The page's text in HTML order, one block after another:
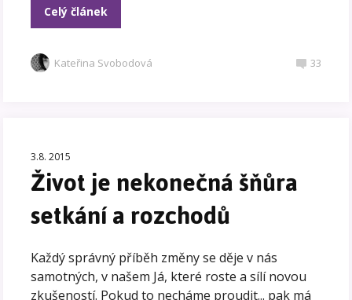
Celý článek
Kateřina Svobodová 33
3.8. 2015
Život je nekonečná šňůra
setkání a rozchodů
Každý správný příběh změny se děje v nás
samotných, v našem Já, které roste a sílí novou
zkušeností. Pokud to necháme proudit... pak má